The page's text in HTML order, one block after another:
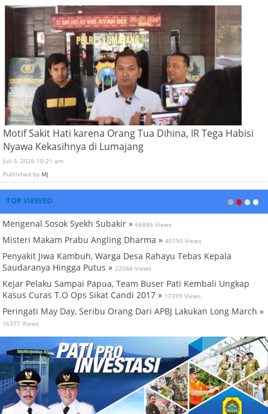
Motif Sakit Hati karena Orang Tua Dihina, IR Tega Habisi
Nyawa Kekasihnya di Lumajang
Juli 5, 2026 10:21 am
Published by MJ
TOP VIEWED
Mengenal Sosok Syekh Subakir » 66846 Views
Misteri Makam Prabu Angling Dharma » 40190 Views
Penyakit Jiwa Kambuh, Warga Desa Rahayu Tebas Kepala
Saudaranya Hingga Putus » 22044 Views
Kejar Pelaku Sampai Papua, Team Buser Pati Kembali Ungkap
Kasus Curas T.O Ops Sikat Candi 2017 » 17399 Views
Peringati May Day, Seribu Orang Dari APBJ Lakukan Long March »
16377 Views